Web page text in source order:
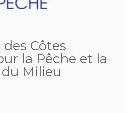
Côtes
la Pêche et la
Milieu